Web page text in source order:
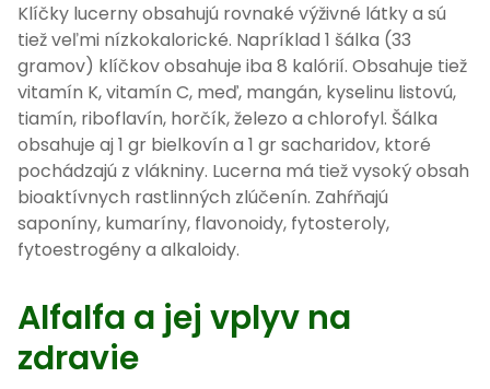
Klíčky lucerny obsahujú rovnaké výživné látky a sú
tiež veľmi nízkokalorické. Napríklad 1 šálka (33
gramov) klíčkov obsahuje iba 8 kalórií. Obsahuje tiež
vitamín K, vitamín C, meď, mangán, kyselinu listovú,
tiamín, riboflavín, horčík, železo a chlorofyl. Šálka
obsahuje aj 1 gr bielkovín a 1 gr sacharidov, ktoré
pochádzajú z vlákniny. Lucerna má tiež vysoký obsah
bioaktívnych rastlinných zlúčenín. Zahŕňajú
saponíny, kumaríny, flavonoidy, fytosteroly,
fytoestrogény a alkaloidy.
Alfalfa a jej vplyv na
zdravie